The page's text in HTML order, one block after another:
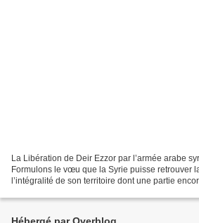
La Libération de Deir Ezzor par l’armée arabe
Formulons le vœu que la Syrie puisse retrouver
l’intégralité de son territoire dont une partie